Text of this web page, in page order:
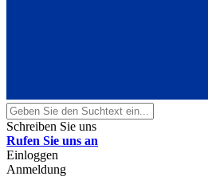
Schreiben Sie uns
Rufen Sie uns an
Einloggen
Anmeldung